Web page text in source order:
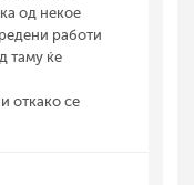
од некое
работи
таму ќе
откако се